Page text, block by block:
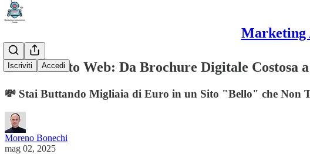
Marketing
Iscriviti Accedi
🌐 Il Tuo Sito Web: Da Brochure Digitale
💸 Stai Buttando Migliaia di Euro in un Sito "Bello" che Non
Moreno Bonechi
mag 02, 2025